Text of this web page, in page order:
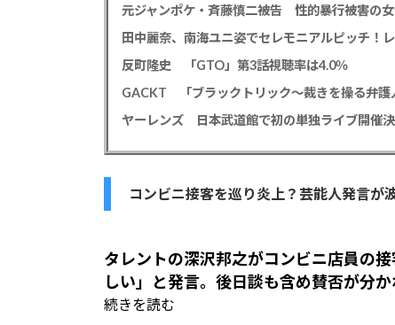
元ジャンポケ・斉藤慎二被告 性的暴行被害の
田中麗奈、南海ユニ姿でセレモニアルピッチ！
反町隆史 「GTO」第3話視聴率は4.0％
GACKT 「ブラックトリック～裁きを操る弁護
ヤーレンズ 日本武道館で初の単独ライブ開催決
コンビニ接客を巡り炎上？芸能人発言が
タレントの深沢邦之がコンビニ店員の
しい」と発言。後日談も含め賛否が分か
続きを読む